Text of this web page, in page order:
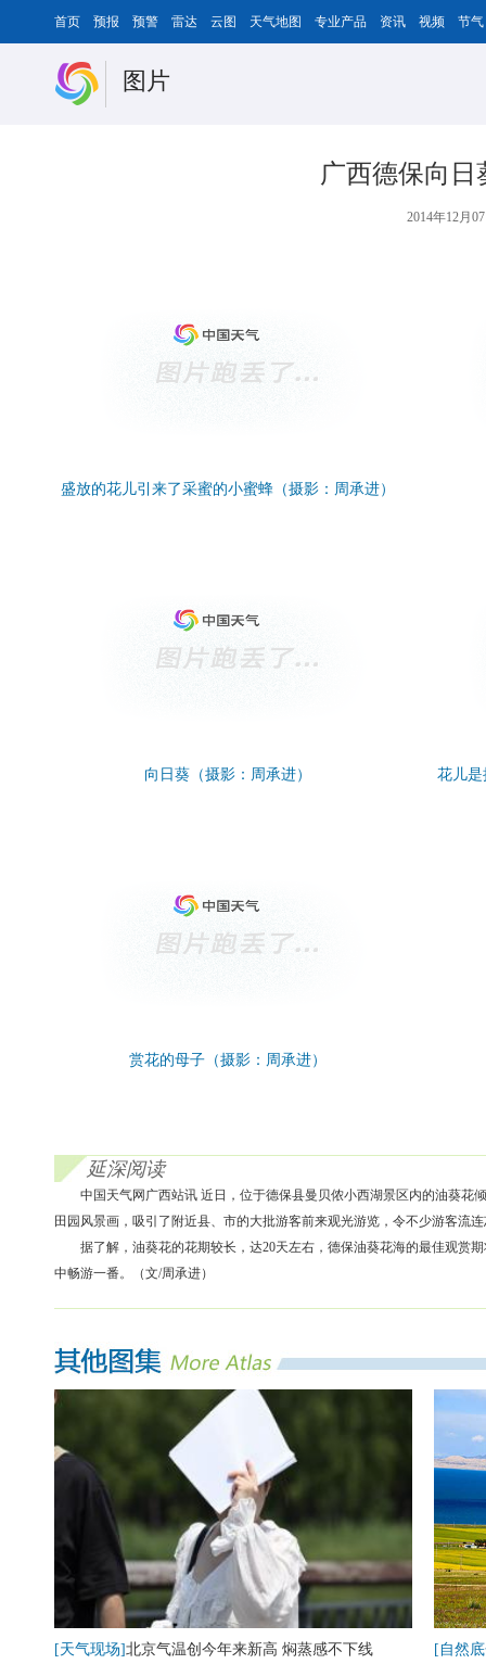
首页 预报 预警 雷达 云图 天气地图 专业产品 资讯 视频 节气
图片
广西德保向日
2014年12月
盛放的花儿引来了采蜜的小蜜蜂（摄影：周承进）
向日葵（摄影：周承进） 花儿
赏花的母子（摄影：周承进）
延深阅读
中国天气网广西站讯 近日，位于德保县曼贝侬小西湖景区内的油葵
田园风景画，吸引了附近县、市的大批游客前来观光游览，令不少游客流
据了解，油葵花的花期较长，达20天左右，德保油葵花海的最佳观赏
中畅游一番。（文/周承进）
[天气现场]北京气温创今年来新高 焖蒸感不下线
[自然